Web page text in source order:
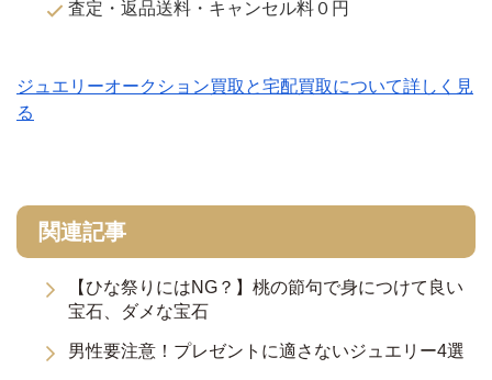
査定・返品送料・キャンセル料０円
ジュエリーオークション買取と宅配買取について詳しく見
る
関連記事
【ひな祭りにはNG？】桃の節句で身につけて良い
宝石、ダメな宝石
男性要注意！プレゼントに適さないジュエリー4選